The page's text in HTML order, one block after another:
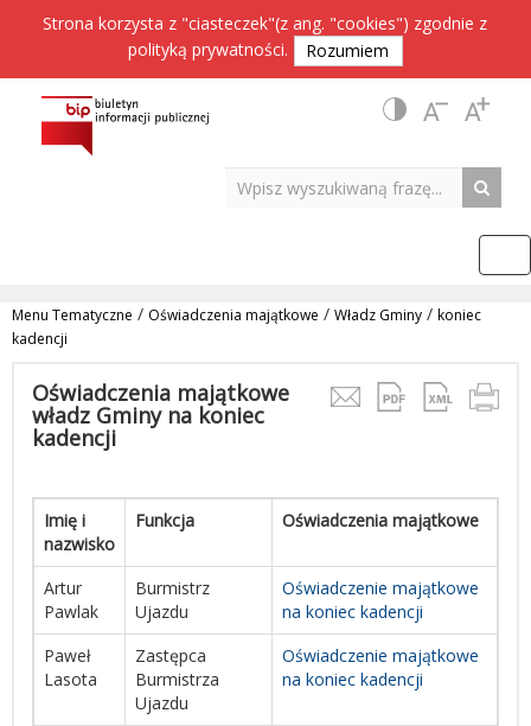
Strona korzysta z "ciasteczek"(z ang. "cookies") zgodnie z
polityką prywatności. Rozumiem
Menu Tematyczne / Oświadczenia majątkowe / Władz Gminy / koniec
kadencji
Oświadczenia majątkowe
władz Gminy na koniec
kadencji
Imię i
nazwisko
Funkcja Oświadczenia majątkowe
Artur
Pawlak
Burmistrz
Ujazdu
Oświadczenie majątkowe
na koniec kadencji
Paweł
Lasota
Zastępca
Burmistrza
Ujazdu
Oświadczenie majątkowe
na koniec kadencji